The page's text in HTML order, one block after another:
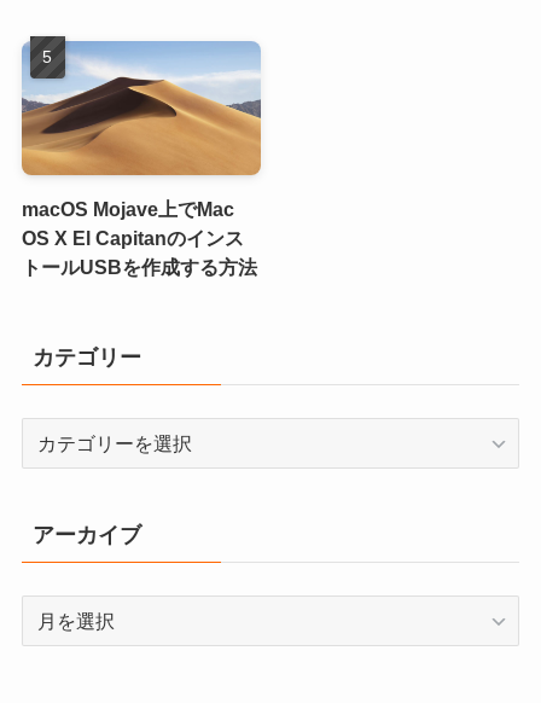
macOS Mojave上でMac
OS X El Capitanのインス
トールUSBを作成する方法
カテゴリー
リ
ー
アーカイブ